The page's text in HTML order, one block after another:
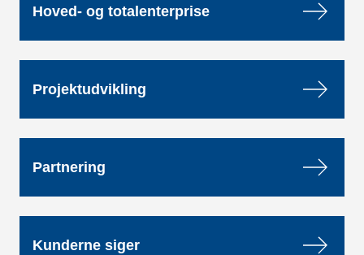
Hoved- og totalenterprise
Projektudvikling
Partnering
Kunderne siger